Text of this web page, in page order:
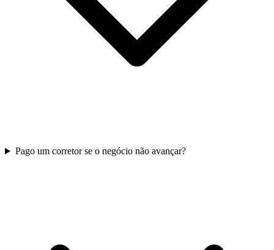
Pago um corretor se o negócio não avançar?